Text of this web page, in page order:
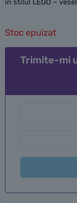
în stilul LEGO –
Stoc epuizat
Trimite-mi